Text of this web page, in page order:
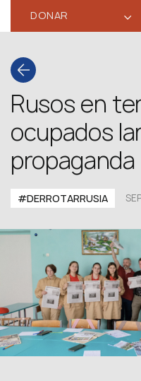
DONAR ‹
Rusos en
ocupados
#DERROTARRUSIA